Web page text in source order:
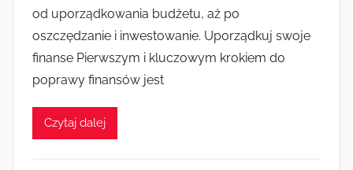
od uporządkowania budżetu, aż po
oszczędzanie i inwestowanie. Uporządkuj swoje
finanse Pierwszym i kluczowym krokiem do
poprawy finansów jest
Czytaj dalej